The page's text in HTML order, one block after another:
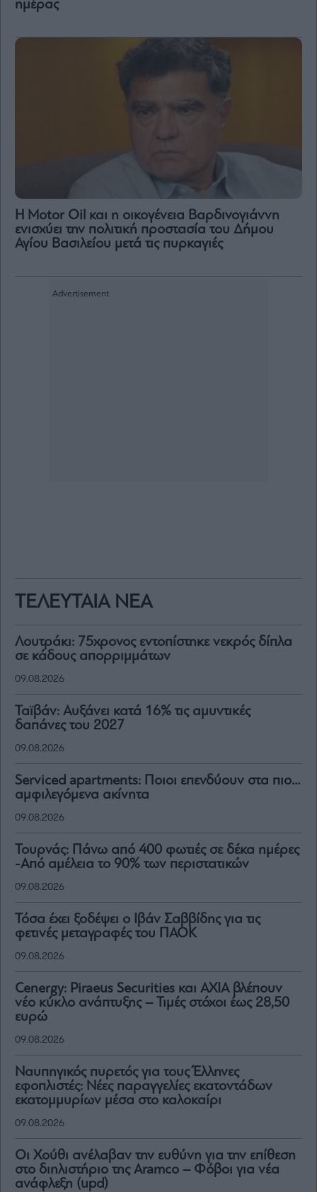
ΤΕΛΕΥΤΑΙΑ ΝΕΑ
Λουτράκι: 75χρονος εντοπίστηκε νεκρός δίπλα
σε κάδους απορριμμάτων
09.08.2026
Ταϊβάν: Αυξάνει κατά 16% τις αμυντικές
δαπάνες του 2027
09.08.2026
Serviced apartments: Ποιοι επενδύουν στα πιο…
αμφιλεγόμενα ακίνητα
09.08.2026
Τουρνάς: Πάνω από 400 φωτιές σε δέκα ημέρες
-Από αμέλεια το 90% των περιστατικών
09.08.2026
Τόσα έχει ξοδέψει ο Ιβάν Σαββίδης για τις
φετινές μεταγραφές του ΠΑΟΚ
09.08.2026
Cenergy: Piraeus Securities και AXIA βλέπουν
νέο κύκλο ανάπτυξης – Τιμές στόχοι έως 28,50
ευρώ
09.08.2026
Ναυπηγικός πυρετός για τους Έλληνες
εφοπλιστές: Νέες παραγγελίες εκατοντάδων
εκατομμυρίων μέσα στο καλοκαίρι
09.08.2026
Οι Χούθι ανέλαβαν την ευθύνη για την επίθεση
στο διηλιστήριο της Aramco – Φόβοι για νέα
ανάφλεξη (upd)
ημέρας
Η Motor Oil και η οικογένεια Βαρδινογιάννη
ενισχύει την πολιτική προστασία του Δήμου
Αγίου Βασιλείου μετά τις πυρκαγιές